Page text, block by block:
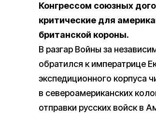
Конгрессом союзных
критические для
британской короны.
В разгар Войны за
обратился к императрице
экспедиционного корпуса
в североамериканских
отправки русских войск в